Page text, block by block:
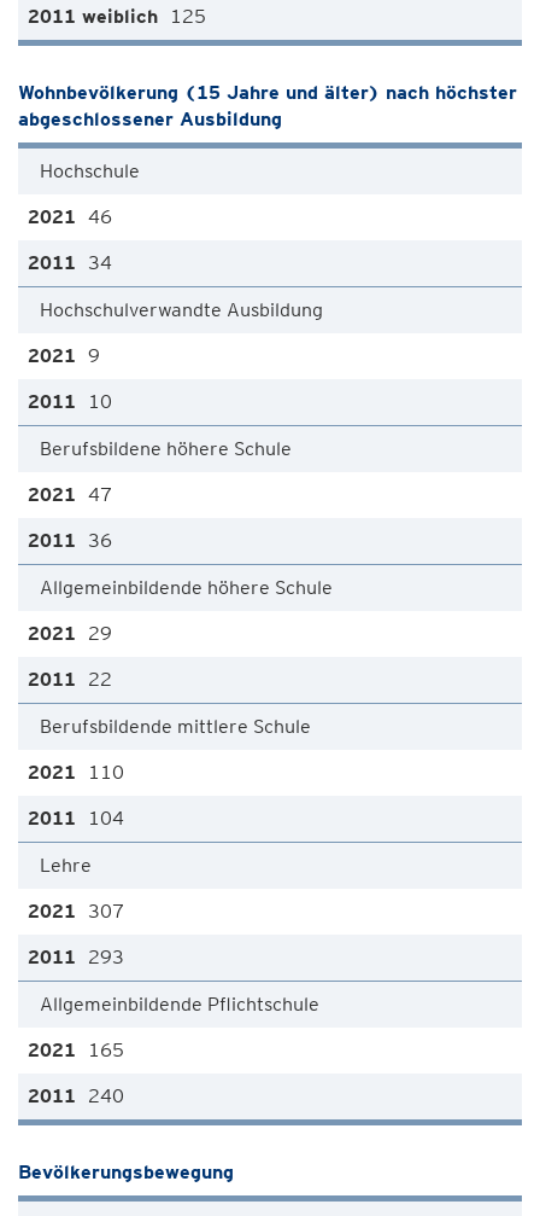
125
Wohnbevölkerung (15 Jahre und älter) nach höchster
abgeschlossener Ausbildung
Hochschule
46
34
Hochschulverwandte Ausbildung
9
10
Berufsbildene höhere Schule
47
36
Allgemeinbildende höhere Schule
29
22
Berufsbildende mittlere Schule
110
104
Lehre
307
293
Allgemeinbildende Pflichtschule
165
240
Bevölkerungsbewegung